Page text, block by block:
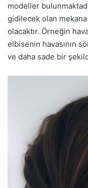
modeller
gidilecek olan
olacaktır. Örneğin
elbisenin havasının
ve daha sade bir